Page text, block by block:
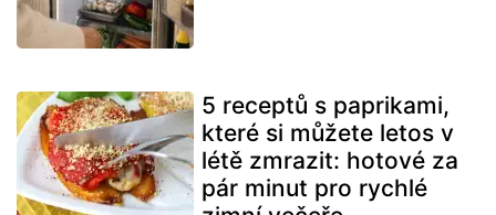
5 receptů s paprikami,
které si můžete letos v
létě zmrazit: hotové za
pár minut pro rychlé